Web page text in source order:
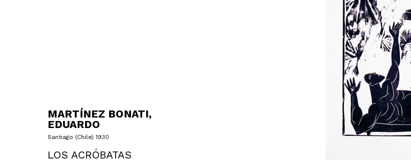
MARTÍNEZ BONATI,
EDUARDO
Santiago (Chile) 1930
LOS ACRÓBATAS